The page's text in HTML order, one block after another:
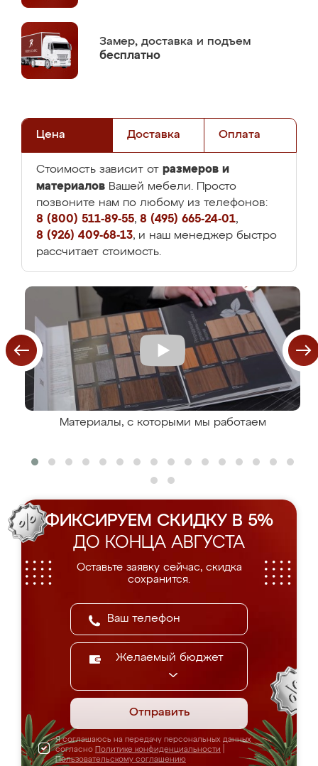
Замер, доставка и подъем
бесплатно
Цена Доставка Оплата
Стоимость зависит от размеров и
материалов Вашей мебели. Просто
позвоните нам по любому из телефонов:
8 (800) 511-89-55, 8 (495) 665-24-01,
8 (926) 409-68-13, и наш менеджер быстро
рассчитает стоимость.
Материалы, с которыми мы работаем
ФИКСИРУЕМ СКИДКУ В 5%
ДО КОНЦА АВГУСТА
Оставьте заявку сейчас, скидка
сохранится.
Желаемый бюджет
Отправить
Я соглашаюсь на передачу персональных данных
согласно Политике конфиденциальности
Пользовательскому соглашению